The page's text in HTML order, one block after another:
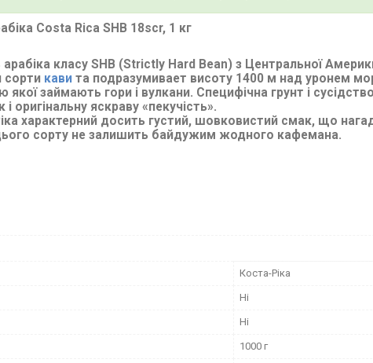
Costa Rica SHB 18scr, 1 кг
арабіка класу SHB (Strictly Hard Bean) з Центральної
сорти кави та подразумивает висоту 1400 м над уронем
якої займають гори і вулкани. Специфічна грунт і
оригінальну яскраву «пекучість».
характерний досить густий, шовковистий смак, що
сорту не залишить байдужим жодного кафемана.
Коста-Ріка
Ні
Ні
1000 г